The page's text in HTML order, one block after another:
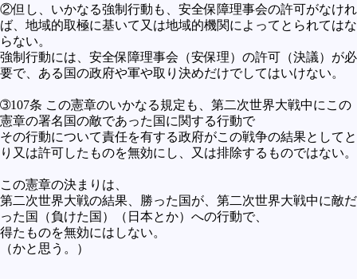
②但し、いかなる強制行動も、安全保障理事会の許可がなけれ
ば、地域的取極に基いて又は地域的機関によってとられてはな
らない。
強制行動には、安全保障理事会（安保理）の許可（決議）が必
要で、ある国の政府や軍や取り決めだけでしてはいけない。
➂107条 この憲章のいかなる規定も、第二次世界大戦中にこの
憲章の署名国の敵であった国に関する行動で
その行動について責任を有する政府がこの戦争の結果としてと
り又は許可したものを無効にし、又は排除するものではない。
この憲章の決まりは、
第二次世界大戦の結果、勝った国が、第二次世界大戦中に敵だ
った国（負けた国）（日本とか）への行動で、
得たものを無効にはしない。
（かと思う。）